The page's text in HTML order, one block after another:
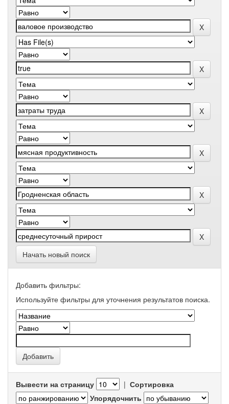
Начать новый поиск
Добавить фильтры:
Используйте фильтры для уточнения результатов поиска.
Вывести на страницу | Сортировка
Упорядочнить